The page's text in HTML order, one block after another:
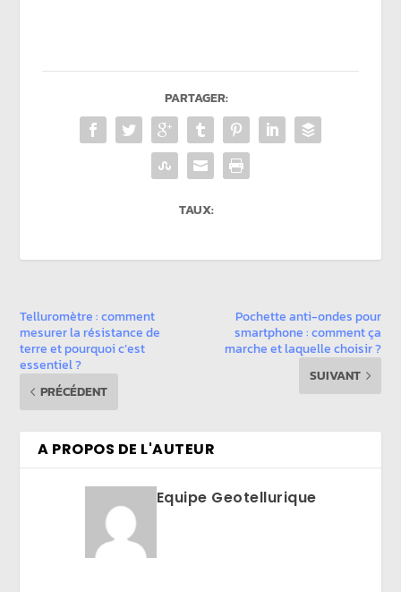
PARTAGER:
TAUX:
Telluromètre : comment
mesurer la résistance de
terre et pourquoi c’est
essentiel ?
PRÉCÉDENT
Pochette anti-ondes pour
smartphone : comment ça
marche et laquelle choisir ?
SUIVANT
A PROPOS DE L'AUTEUR
Equipe Geotellurique